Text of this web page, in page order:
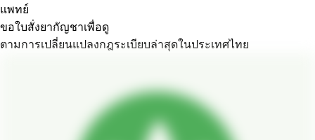
แพทย์
ขอใบสั่งยากัญชาเพื่อดู
ตามการเปลี่ยนแปลงกฎระเบียบล่าสุดในประเทศไทย